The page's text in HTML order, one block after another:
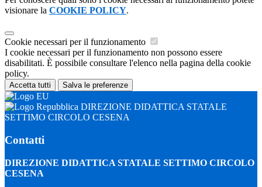
visionare la COOKIE POLICY.
Cookie necessari per il funzionamento
I cookie necessari per il funzionamento non possono essere
disabilitati. È possibile consultare l'elenco nella pagina della cookie
policy.
Accetta tutti Salva le preferenze
DIREZIONE DIDATTICA STATALE
SETTIMO CIRCOLO CESENA
Contatti
DIREZIONE DIDATTICA STATALE SETTIMO CIRCOLO
CESENA